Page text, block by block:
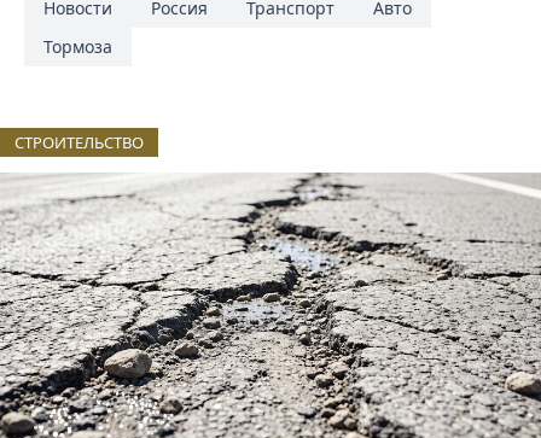
Новости Россия Транспорт
Авто
Тормоза
СТРОИТЕЛЬСТВО